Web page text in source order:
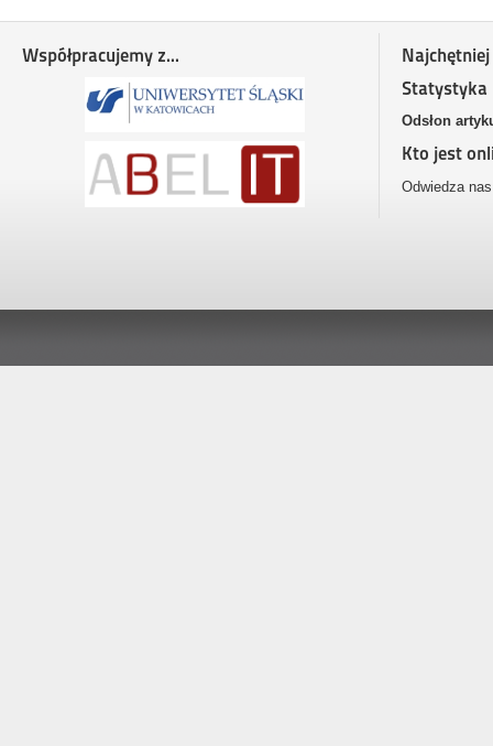
Współpracujemy z...
Statystyka
Odsłon
Kto jest
Odwiedza